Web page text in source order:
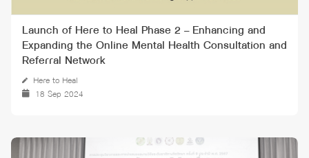
Launch of Here to Heal Phase 2 – Enhancing and
Expanding the Online Mental Health Consultation and
Referral Network
Here to Heal
18 Sep 2024